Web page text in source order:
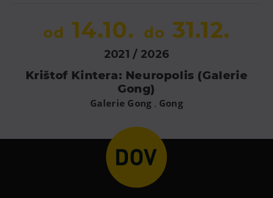
od 14.10. do 31.12.
2021 / 2026
Krištof Kintera: Neuropolis (Galerie
Gong)
Galerie Gong , Gong